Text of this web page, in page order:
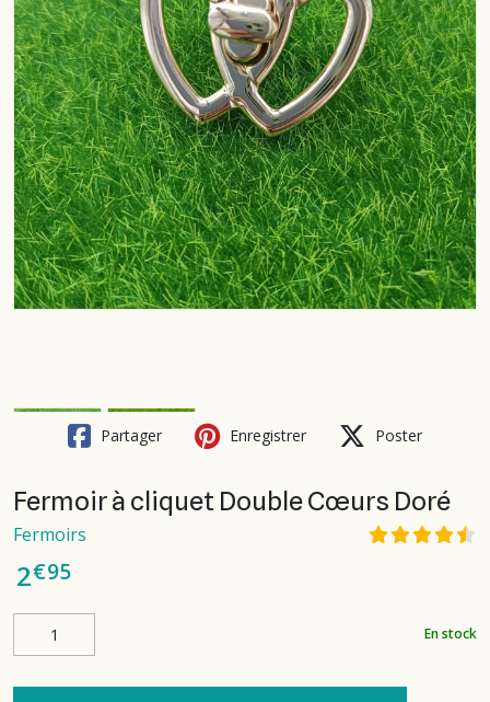
Partager Enregistrer Poster
Fermoir à cliquet Double Cœurs Doré
Fermoirs
2€95
En stock